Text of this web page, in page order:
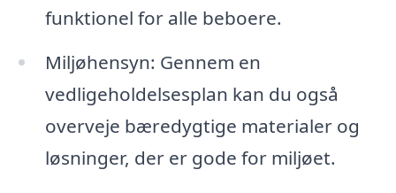
funktionel for alle beboere.
Miljøhensyn: Gennem en
vedligeholdelsesplan kan du også
overveje bæredygtige materialer og
løsninger, der er gode for miljøet.